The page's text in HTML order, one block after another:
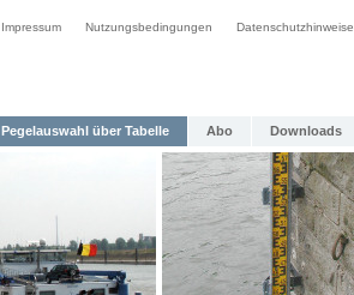
Impressum Nutzungsbedingungen Datenschutzhinweise
Pegelauswahl über Tabelle Abo Downloads